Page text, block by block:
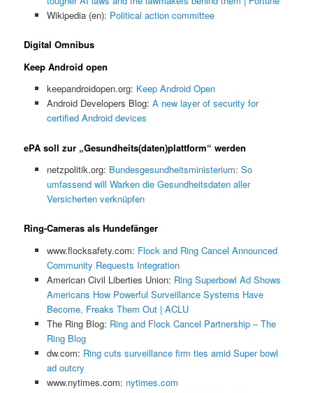
Wikipedia (en): Political action committee
Digital Omnibus
Keep Android open
keepandroidopen.org: Keep Android Open
Android Developers Blog: A new layer of security for
certified Android devices
ePA soll zur „Gesundheits(daten)plattform“ werden
netzpolitik.org: Bundesgesundheitsministerium: So
umfassend will Warken die Gesundheitsdaten aller
Versicherten verknüpfen
Ring-Cameras als Hundefänger
www.flocksafety.com: Flock and Ring Cancel Announced
Community Requests Integration
American Civil Liberties Union: Ring Superbowl Ad Shows
Americans How Powerful Surveillance Systems Have
Become, Freaks Them Out | ACLU
The Ring Blog: Ring and Flock Cancel Partnership – The
Ring Blog
dw.com: Ring cuts surveillance firm ties amid Super bowl
ad outcry
www.nytimes.com: nytimes.com